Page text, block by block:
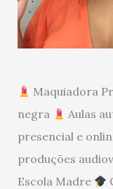
Maquiadora
negra
Aulas
presencial e
produções
Escola Madre